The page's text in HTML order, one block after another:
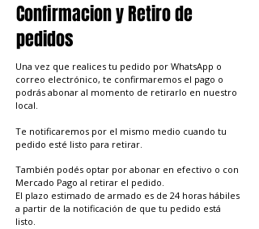
Confirmacion y Retiro de
pedidos
Una vez que realices tu pedido por WhatsApp o
correo electrónico, te confirmaremos el pago o
podrás abonar al momento de retirarlo en nuestro
local.
Te notificaremos por el mismo medio cuando tu
pedido esté listo para retirar.
También podés optar por abonar en efectivo o con
Mercado Pago al retirar el pedido.
El plazo estimado de armado es de 24 horas hábiles
a partir de la notificación de que tu pedido está
listo.